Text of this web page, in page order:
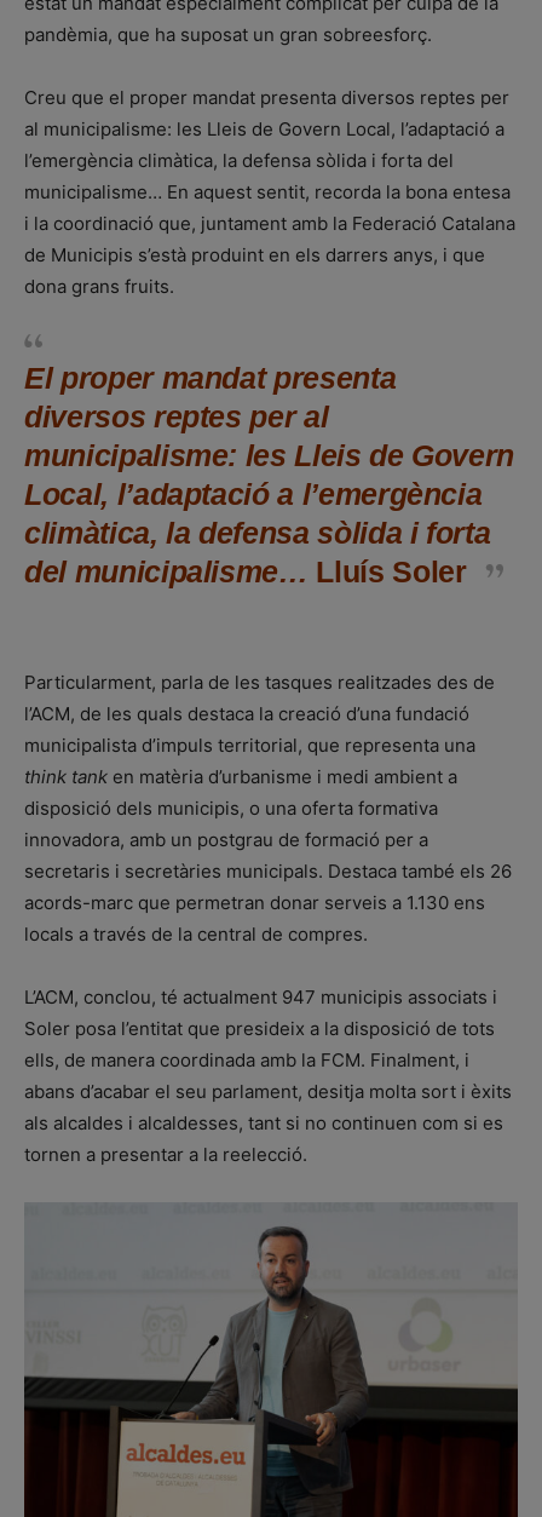
pandèmia, que ha suposat un gran sobreesforç.
Creu que el proper mandat presenta diversos reptes per
al municipalisme: les Lleis de Govern Local, l’adaptació a
l’emergència climàtica, la defensa sòlida i forta del
municipalisme… En aquest sentit, recorda la bona entesa
i la coordinació que, juntament amb la Federació Catalana
de Municipis s’està produint en els darrers anys, i que
dona grans fruits.
El proper mandat presenta
diversos reptes per al
municipalisme: les Lleis de Govern
Local, l’adaptació a l’emergència
climàtica, la defensa sòlida i forta
del municipalisme… Lluís Soler
Particularment, parla de les tasques realitzades des de
l’ACM, de les quals destaca la creació d’una fundació
municipalista d’impuls territorial, que representa una
think tank en matèria d’urbanisme i medi ambient a
disposició dels municipis, o una oferta formativa
innovadora, amb un postgrau de formació per a
secretaris i secretàries municipals. Destaca també els 26
acords-marc que permetran donar serveis a 1.130 ens
locals a través de la central de compres.
L’ACM, conclou, té actualment 947 municipis associats i
Soler posa l’entitat que presideix a la disposició de tots
ells, de manera coordinada amb la FCM. Finalment, i
abans d’acabar el seu parlament, desitja molta sort i èxits
als alcaldes i alcaldesses, tant si no continuen com si es
tornen a presentar a la reelecció.